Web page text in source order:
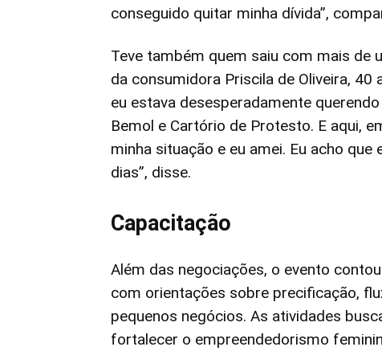
conseguido quitar minha dívida”,
Teve também quem saiu com mais de
da consumidora Priscila de Oliveira, 40
eu estava desesperadamente
Bemol e Cartório de Protesto. E aqui,
minha situação e eu amei. Eu acho
dias”, disse.
Capacitação
Além das negociações, o evento
com orientações sobre precificação,
pequenos negócios. As atividades
fortalecer o empreendedorismo